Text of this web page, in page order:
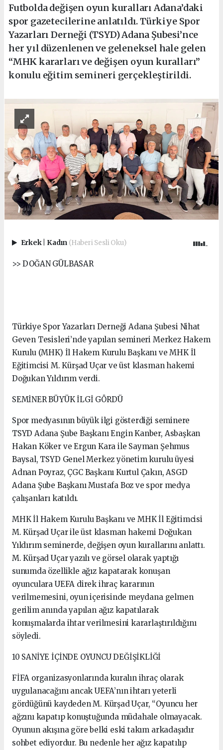
Futbolda değişen oyun kuralları Adana’daki
spor gazetecilerine anlatıldı. Türkiye Spor
Yazarları Derneği (TSYD) Adana Şubesi’nce
her yıl düzenlenen ve geleneksel hale gelen
“MHK kararları ve değişen oyun kuralları”
konulu eğitim semineri gerçekleştirildi.
Erkek Kadın (Haberi Sesli Oku)
>> DOĞAN GÜLBASAR
Türkiye Spor Yazarları Derneği Adana Şubesi Nihat
Geven Tesisleri’nde yapılan semineri Merkez Hakem
Kurulu (MHK) İl Hakem Kurulu Başkanı ve MHK İl
Eğitimcisi M. Kürşad Uçar ve üst klasman hakemi
Doğukan Yıldırım verdi.
SEMİNER BÜYÜK İLGİ GÖRDÜ
Spor medyasının büyük ilgi gösterdiği seminere
TSYD Adana Şube Başkanı Engin Kanber, Asbaşkan
Hakan Köker ve Ergun Kara ile Sayman Şehmus
Baysal, TSYD Genel Merkez yönetim kurulu üyesi
Adnan Poyraz, ÇGC Başkanı Kurtul Çakın, ASGD
Adana Şube Başkanı Mustafa Boz ve spor medya
çalışanları katıldı.
MHK İl Hakem Kurulu Başkanı ve MHK İl Eğitimcisi
M. Kürşad Uçar ile üst klasman hakemi Doğukan
Yıldırım seminerde, değişen oyun kurallarını anlattı.
M. Kürşad Uçar yazılı ve görsel olarak yaptığı
sunumda özellikle ağız kapatarak konuşan
oyunculara UEFA direk ihraç kararının
verilmemesini, oyun içerisinde meydana gelmen
gerilim anında yapılan ağız kapatılarak
konuşmalarda ihtar verilmesini kararlaştırıldığını
söyledi.
10 SANİYE İÇİNDE OYUNCU DEĞİŞİKLİĞİ
FİFA organizasyonlarında kuralın ihraç olarak
uygulanacağını ancak UEFA’nın ihtarı yeterli
gördüğünü kaydeden M. Kürşad Uçar, “Oyuncu her
ağzını kapatıp konuştuğunda müdahale olmayacak.
Oyunun akışına göre belki eski takım arkadaşıdır
sohbet ediyordur. Bu nedenle her ağız kapatılıp